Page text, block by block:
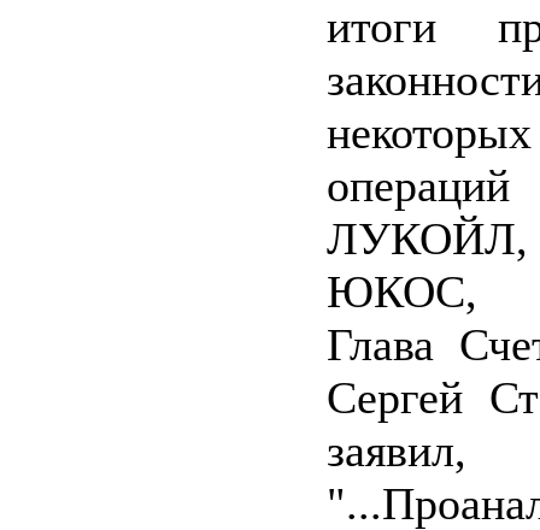
итоги
операций
ЛУКОЙЛ,
ЮКОС,
Глава
Сергей